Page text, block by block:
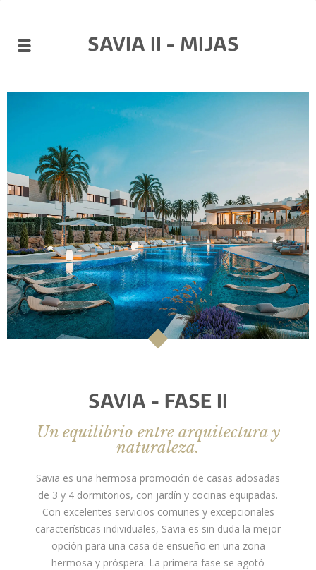
SAVIA II - MIJAS
SAVIA - FASE II
Un equilibrio entre arquitectura y
naturaleza.
Savia es una hermosa promoción de casas adosadas
de 3 y 4 dormitorios, con jardín y cocinas equipadas.
Con excelentes servicios comunes y excepcionales
características individuales, Savia es sin duda la mejor
opción para una casa de ensueño en una zona
hermosa y próspera. La primera fase se agotó